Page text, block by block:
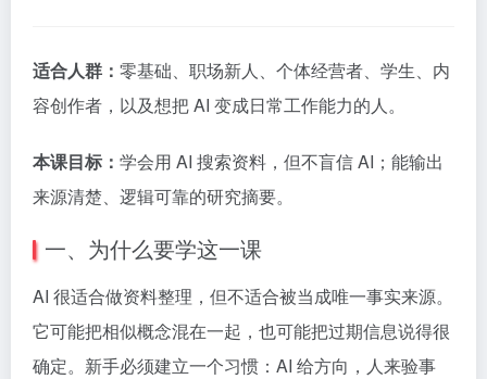
适合人群： 零基础、职场新人、个体经营者、学生、内
容创作者，以及想把 AI 变成日常工作能力的人。
本课目标： 学会用 AI 搜索资料，但不盲信 AI；能输出
来源清楚、逻辑可靠的研究摘要。
一、为什么要学这一课
AI 很适合做资料整理，但不适合被当成唯一事实来源。
它可能把相似概念混在一起，也可能把过期信息说得很
确定。新手必须建立一个习惯：AI 给方向，人来验事